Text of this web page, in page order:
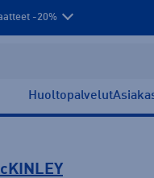
-20%
Huoltopalvelut